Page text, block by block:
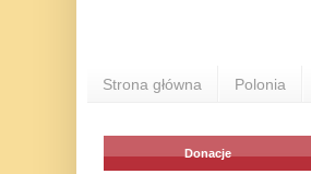
Strona główna Polonia
Donacje